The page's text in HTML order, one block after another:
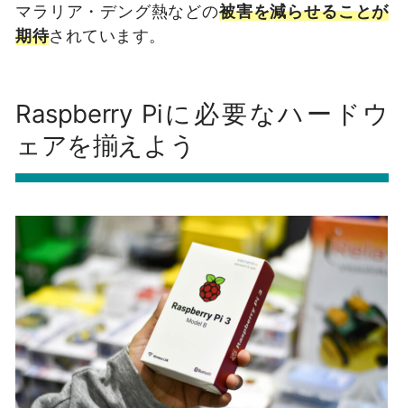
マラリア・デング熱などの被害を減らせることが
期待されています。
Raspberry Piに必要なハードウ
ェアを揃えよう